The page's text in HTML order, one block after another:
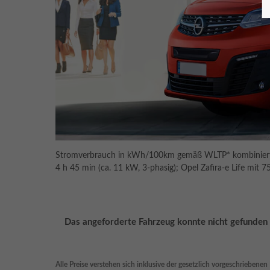
Stromverbrauch in kWh/100km gemäß WLTP*
4 h 45 min (ca. 11 kW, 3-phasig); Opel Zafira-e Life mit
Das angeforderte Fahrzeug konnte nicht
Alle Preise verstehen sich inklusive der gesetzlich